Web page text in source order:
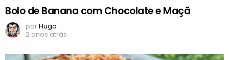
Bolo de Banana com Chocolate e Maçã
porHugo
2 anos atrás